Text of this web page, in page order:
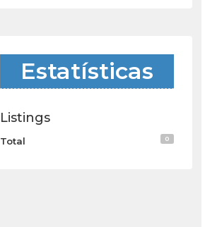
Estatísticas
Listings
Total 0